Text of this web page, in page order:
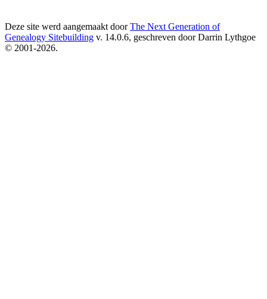
Deze site werd aangemaakt doorThe Next Generation of
Genealogy Sitebuilding v. 14.0.6, geschreven door Darrin Lythgoe
© 2001-2026.